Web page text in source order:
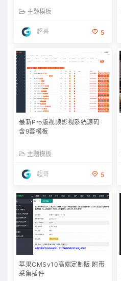
主题模板
超哥 5
最新Pro版视频影视系统源码
含9套模板
主题模板
超哥 5
苹果CMSv10高端定制版 附带
采集插件